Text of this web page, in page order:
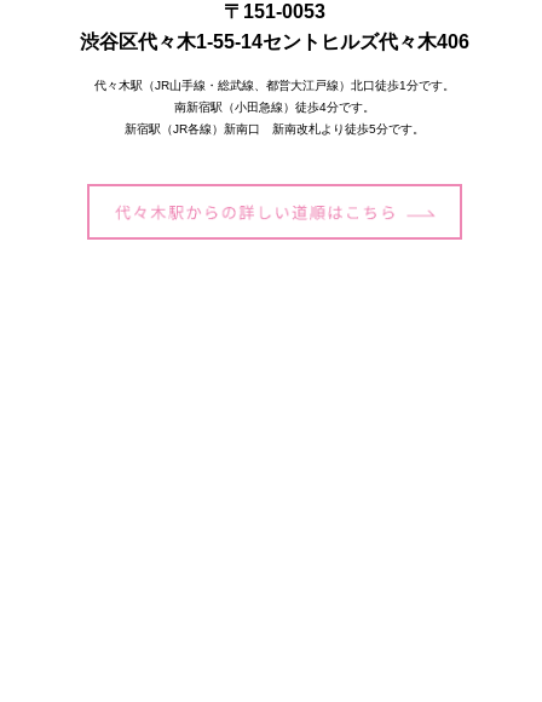
〒151-0053
渋谷区代々木1-55-14セントヒルズ代々木406
代々木駅（JR山手線・総武線、都営大江戸線）北口徒歩1分です。
南新宿駅（小田急線）徒歩4分です。
新宿駅（JR各線）新南口 新南改札より徒歩5分です。